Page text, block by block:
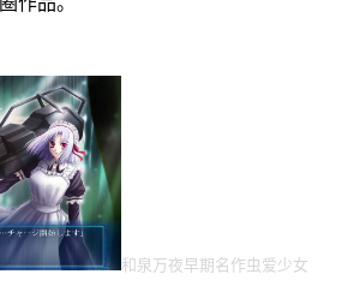
和泉万夜早期名作虫爱少女